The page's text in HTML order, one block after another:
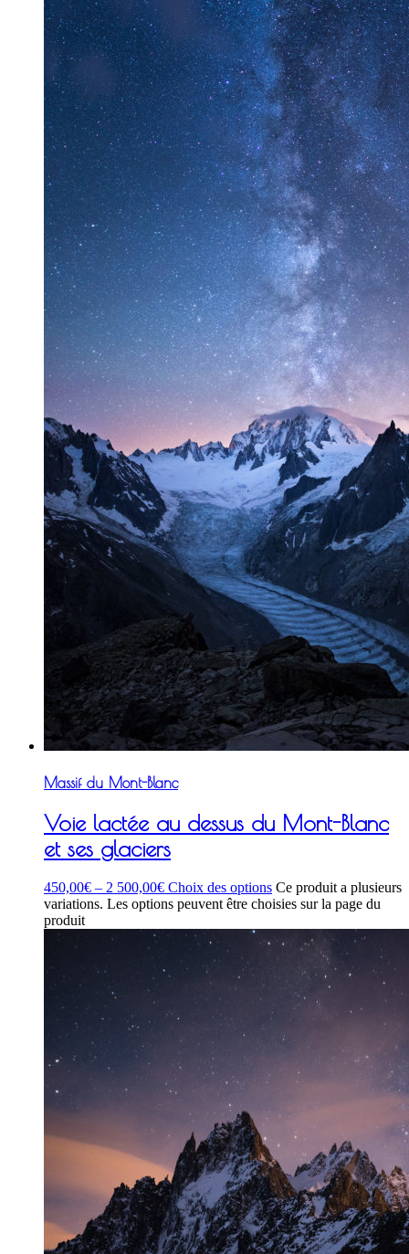
Massif du Mont-Blanc
Voie lactée au dessus du Mont-Blanc
et ses glaciers
450,00€ – 2 500,00€ Choix des options Ce produit a plusieurs
variations. Les options peuvent être choisies sur la page du
produit